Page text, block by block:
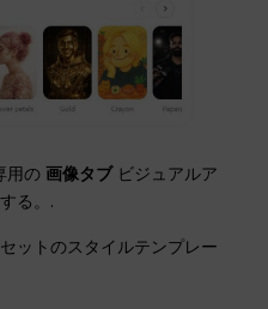
用の画像タブビジュアルア
る。.
ットのスタイルテンプレー